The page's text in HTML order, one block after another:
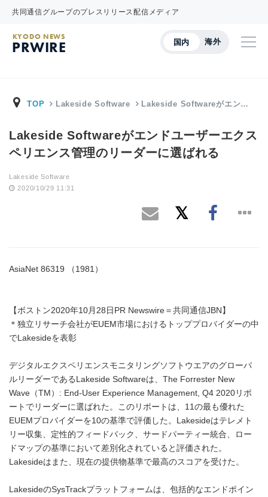
共同通信グループのプレスリリース配信メディア
国内 海外
KYODO NEWS
PRWIRE
TOP Lakeside Software Lakeside Softwareがエン…
Lakeside Softwareがエンドユーザーエクス
ペリエンス管理のリーダーに選ばれる
Lakeside Software
2020/10/29 11:31
AsiaNet 86319 （1981）
【ボストン2020年10月28日PR Newswire＝共同通信JBN】
＊独立リサーチ会社がEUEM市場におけるトッププロバイダーの中
でLakesideを表彰
デジタルエクスペリエンスモニタリングソフトウエアのグローバ
ルリーダーであるLakeside Softwareは、The Forrester New
Wave（TM）: End-User Experience Management, Q4 2020リポ
ートでリーダーに選ばれた。このリポートは、11の最も優れた
EUEMプロバイダーを10の基準で評価した。Lakesideはテレメト
リー収集、定性的フィードバック、サードパーティー統合、ロー
ドマップの基準において差別化されていると評価された。
Lakesideはまた、現在の提供物基準で最高のスコアを受けた。
LakesideのSysTrackプラットフォームは、包括的なエンドポイン